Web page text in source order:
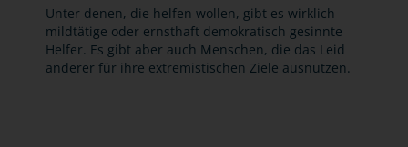
Unter denen, die helfen wollen, gibt es wirklich
mildtätige oder ernsthaft demokratisch gesinnte
Helfer. Es gibt aber auch Menschen, die das Leid
anderer für ihre extremistischen Ziele ausnutzen.